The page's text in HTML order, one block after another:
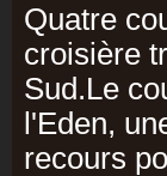
Quatre
croisière
Sud.Le
l'Eden,
recours